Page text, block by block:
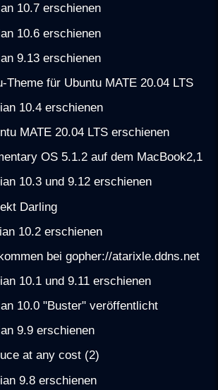
10.7 erschienen
10.6 erschienen
9.13 erschienen
Theme für Ubuntu MATE 20.04 LTS
10.4 erschienen
MATE 20.04 LTS erschienen
OS 5.1.2 auf dem MacBook2,1
10.3 und 9.12 erschienen
Darling
10.2 erschienen
bei gopher://atarixle.ddns.net
10.1 und 9.11 erschienen
10.0 "Buster" veröffentlicht
9.9 erschienen
at any cost (2)
9.8 erschienen